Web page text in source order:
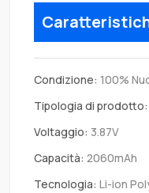
Condizione: 100%
Tipologia di prodotto:
Voltaggio: 3.87V
Capacità: 2060mAh
Tecnologia: Li-ion